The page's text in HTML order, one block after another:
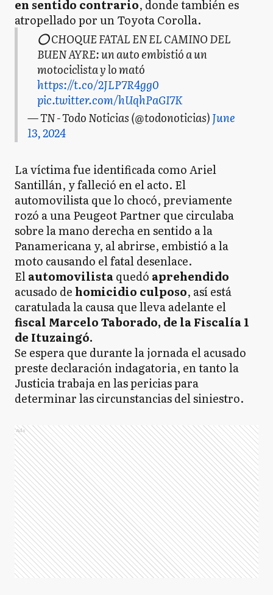
en sentido contrario, donde también es
atropellado por un Toyota Corolla.
⭕ CHOQUE FATAL EN EL CAMINO DEL
BUEN AYRE: un auto embistió a un
motociclista y lo mató
https://t.co/2JLP7R4gg0
pic.twitter.com/hUqhPaGI7K
— TN - Todo Noticias (@todonoticias)June
13, 2024
La víctima fue identificada como Ariel
Santillán, y falleció en el acto. El
automovilista que lo chocó, previamente
rozó a una Peugeot Partner que circulaba
sobre la mano derecha en sentido a la
Panamericana y, al abrirse, embistió a la
moto causando el fatal desenlace.
Elautomovilistaquedó aprehendido
acusado de homicidio culposo, así está
caratulada la causa que lleva adelante el
fiscal Marcelo Taborado, de la Fiscalía 1
de Ituzaingó.
Se espera que durante la jornada el acusado
preste declaración indagatoria, en tanto la
Justicia trabaja en las pericias para
determinar las circunstancias del siniestro.
Ads